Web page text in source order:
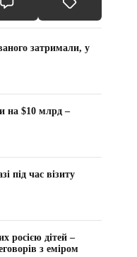
затримали, у
на $10 млрд –
під час візиту
росією дітей –
з еміром